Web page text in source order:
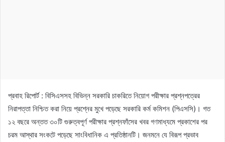
প্রবাহ রিপোর্ট : বিসিএসসহ বিভিন্ন সরকারি চাকরিতে নিয়োগ পরীক্ষার প্রশ্নপত্রের
নিরাপত্তা নিশ্চিত করা নিয়ে প্রশ্নের মুখে পড়েছে সরকারি কর্ম কমিশন (পিএসসি)। গত
১২ বছরে অন্তত ৩০টি গুরুত্বপূর্ণ পরীক্ষার প্রশ্নফাঁসের খবর গণমাধ্যমে প্রকাশের পর
চরম আস্থার সংকটে পড়েছে সাংবিধানিক এ প্রতিষ্ঠানটি। জনমনে যে বিরূপ প্রভাব